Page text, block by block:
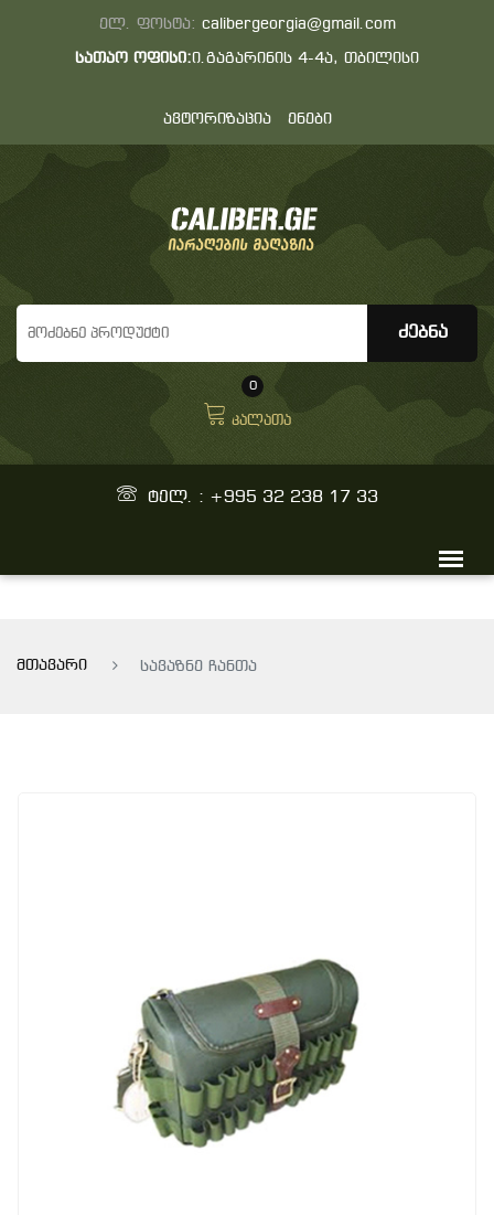
ელ. ფოსტა: calibergeorgia@gmail.com
სათაო ოფისი:ი.გაგარინის 4-4ა, თბილისი
ავტორიზაცია ენები
0
კალათა
ტელ. : +995 32 238 17 33
მთავარი სავაზნე ჩანთა